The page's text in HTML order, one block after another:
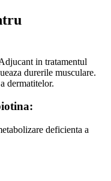
in tratamentul
durerile musculare.
dermatitelor.
deficienta a